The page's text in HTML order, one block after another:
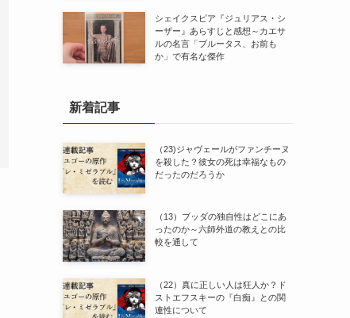
シェイクスピア『ジュリアス・シ
ーザー』あらすじと感想～カエサ
ルの名言「ブルータス、お前も
か」で有名な傑作
新着記事
（23)ジャヴェールがファンチーヌ
を殺した？彼女の死は幸福なもの
だったのだろうか
（13）ブッダの独自性はどこにあ
ったのか～六師外道の教えとの比
較を通して
（22）真に正しい人は狂人か？ド
ストエフスキーの『白痴』との関
連性について